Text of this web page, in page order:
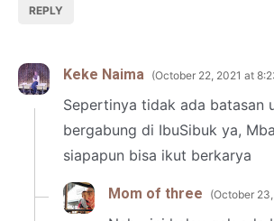
REPLY
Keke Naima October 22, 2021 at
Sepertinya tidak ada batasan
bergabung di IbuSibuk ya,
siapapun bisa ikut berkarya
Mom of three October